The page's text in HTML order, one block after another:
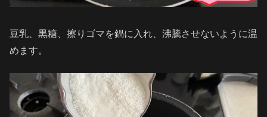
豆乳、黒糖、擦りゴマを鍋に入れ、沸騰させないように温
めます。